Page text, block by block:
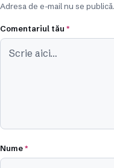
Adresa de e-mail nu se
Comentariul tău *
Nume*